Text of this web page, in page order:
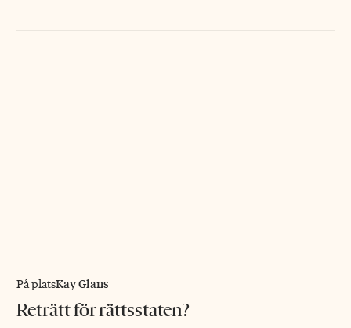
På platsKay Glans
Reträtt för rättsstaten?